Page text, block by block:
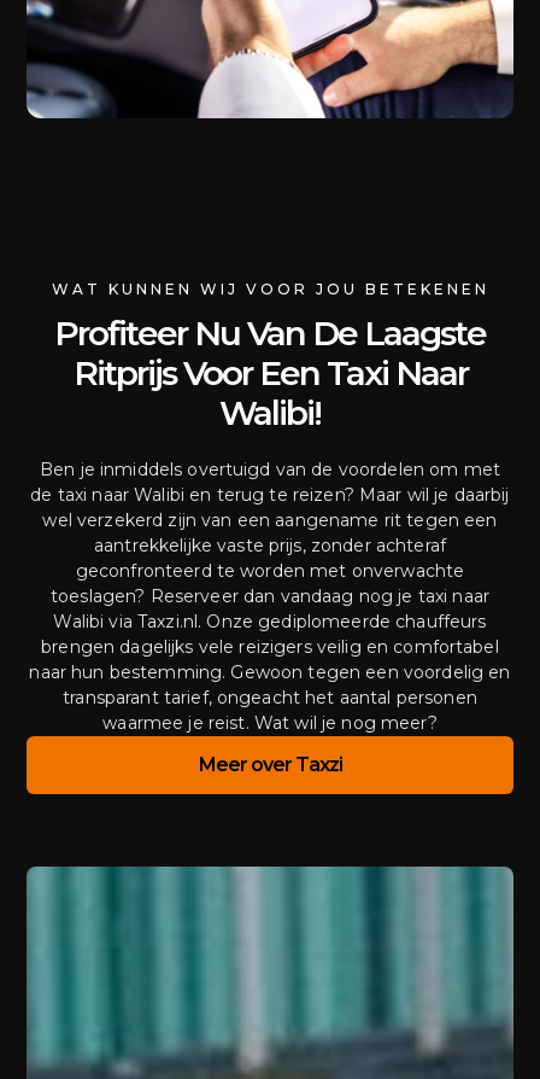
WAT KUNNEN WIJ VOOR JOU BETEKENEN
Profiteer Nu Van De Laagste
Ritprijs Voor Een Taxi Naar
Walibi!
Ben je inmiddels overtuigd van de voordelen om met
de taxi naar Walibi en terug te reizen? Maar wil je daarbij
wel verzekerd zijn van een aangename rit tegen een
aantrekkelijke vaste prijs, zonder achteraf
geconfronteerd te worden met onverwachte
toeslagen? Reserveer dan vandaag nog je taxi naar
Walibi via Taxzi.nl. Onze gediplomeerde chauffeurs
brengen dagelijks vele reizigers veilig en comfortabel
naar hun bestemming. Gewoon tegen een voordelig en
transparant tarief, ongeacht het aantal personen
waarmee je reist. Wat wil je nog meer?
Meer over Taxzi